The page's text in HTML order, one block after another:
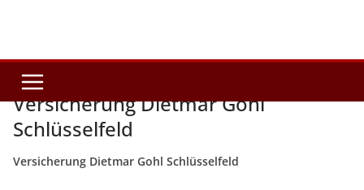
Versicherung Dietmar Gohl
Schlüsselfeld
Versicherung Dietmar Gohl Schlüsselfeld